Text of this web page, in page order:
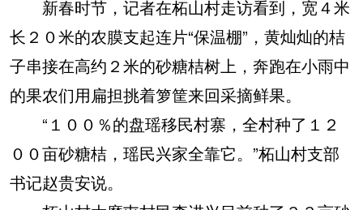
新春时节，记者在柘山村走访看到，宽４米
长２０米的农膜支起连片“保温棚”，黄灿灿的桔
子串接在高约２米的砂糖桔树上，奔跑在小雨中
的果农们用扁担挑着箩筐来回采摘鲜果。
“１００％的盘瑶移民村寨，全村种了１２
００亩砂糖桔，瑶民兴家全靠它。”柘山村支部
书记赵贵安说。